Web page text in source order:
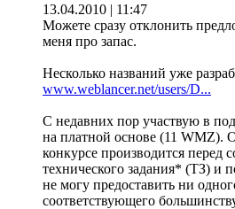
13.04.2010 | 11:47
Можете сразу отклонить
меня про
Несколько названий уже
www.weblancer.net/users/D...
С недавних пор участвую в
на платной основе (11 WMZ).
конкурсе производится перед
технического задания* (ТЗ) и
не могу предоставить ни
соответствующего